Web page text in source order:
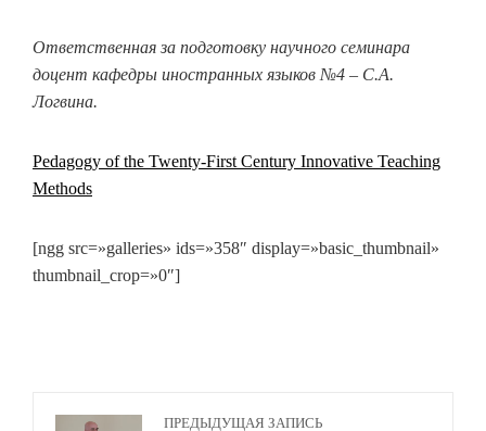
Ответственная за подготовку научного семинара
доцент кафедры иностранных языков №4 – С.А.
Логвина.
Pedagogy of the Twenty-First Century Innovative Teaching
Methods
[ngg src=»galleries» ids=»358″ display=»basic_thumbnail»
thumbnail_crop=»0″]
ПРЕДЫДУЩАЯ ЗАПИСЬ